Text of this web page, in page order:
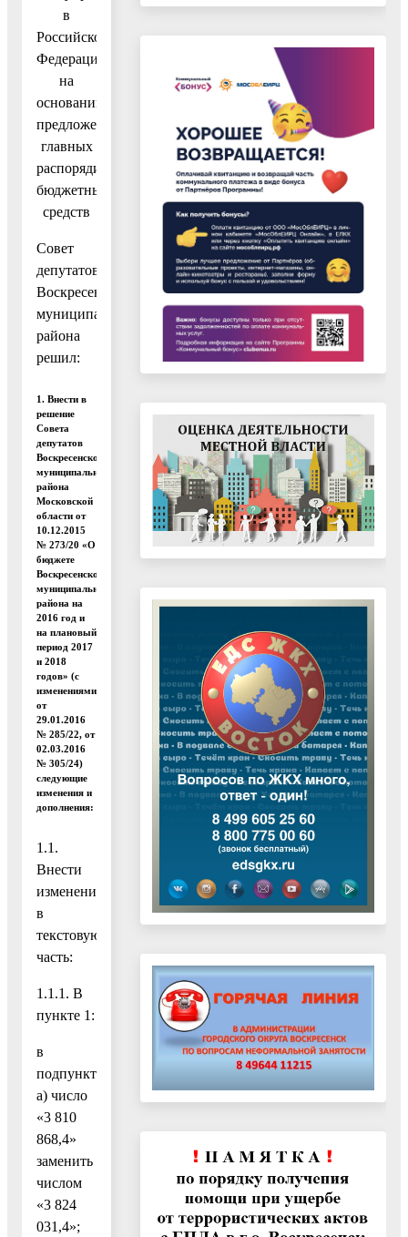
в
Российской
Федерации»,
на
основании
предложений
главных
распорядителей
бюджетных
средств
Совет
депутатов
Воскресенского
муниципального
района
решил:
1. Внести в
решение
Совета
депутатов
Воскресенского
муниципального
района
Московской
области от
10.12.2015
№ 273/20 «О
бюджете
Воскресенского
муниципального
района на
2016 год и
на плановый
период 2017
и 2018
годов» (с
изменениями
от
29.01.2016
№ 285/22, от
02.03.2016
№ 305/24)
следующие
изменения и
дополнения:
1.1.
Внести
изменения
в
текстовую
часть:
1.1.1. В
пункте 1:
в
подпункте,
а) число
«3 810
868,4»
заменить
числом
«3 824
031,4»;